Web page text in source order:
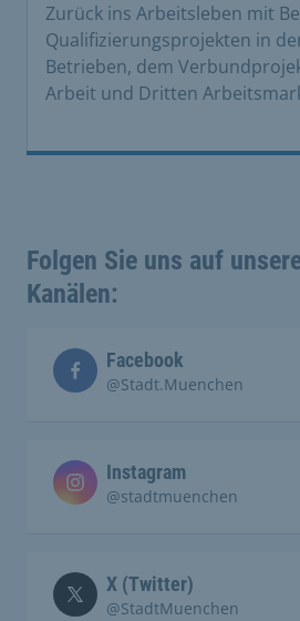
Zurück ins Arbeitsleben mit
Qualifizierungsprojekten in
Betrieben, dem
Arbeit und Dritten
Folgen Sie uns auf
Kanälen:
Facebook
@Stadt.Muenchen
Instagram
@stadtmuenchen
X (Twitter)
@StadtMuenchen